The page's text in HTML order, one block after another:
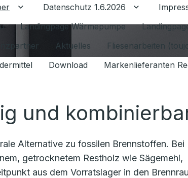
Untermenü für Ratgeber umschalten
Datenschutz 1.6.2026 Untermenü
Landingpage Wärmepumpe
Aktuelles Fliesenarbeiten
Download Markenlieferanten
und
Alternative zu fossilen Brennstoffen. Bei
getrocknetem Restholz wie Sägemehl,
aus dem Vorratslager in den